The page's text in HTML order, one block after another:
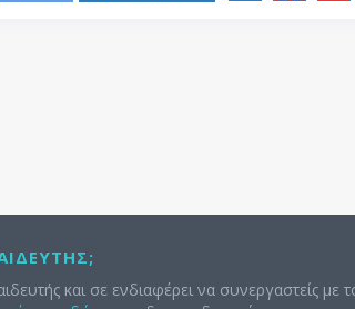
και σε ενδιαφέρει να συνεργαστείς με